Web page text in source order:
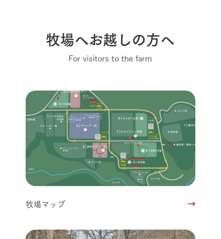
牧場へお越しの方へ
For visitors to the farm
牧場マップ